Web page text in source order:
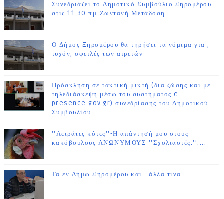
Συνεδριάζει το Δημοτικό Συμβούλιο Ξηρομέρου
στις 11.30 πμ-Ζωντανή Μετάδοση
Ο Δήμος Ξηρομέρου θα τηρήσει τα νόμιμα για ,
τυχόν, οφειλές των αιρετών
Πρόσκληση σε τακτική μικτή (δια ζώσης και με
τηλεδιάσκεψη μέσω του συστήματος e-
presence.gov.gr) συνεδρίασης του Δημοτικού
Συμβουλίου
''Λειράτες κότες''-Η απάντησή μου στους
κακόβουλους ΑΝΩΝΥΜΟΥΣ ''Σχολιαστές.''....
Τα εν Δήμω Ξηρομέρου και ..άλλα τινα